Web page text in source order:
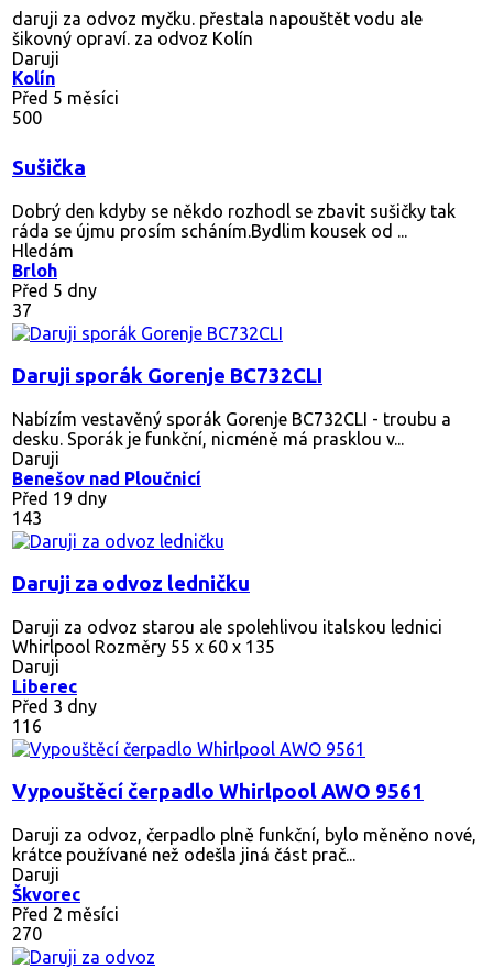
daruji za odvoz myčku. přestala napouštět vodu ale
šikovný opraví. za odvoz Kolín
Daruji
Kolín
Před 5 měsíci
500
Sušička
Dobrý den kdyby se někdo rozhodl se zbavit sušičky tak
ráda se újmu prosím scháním.Bydlim kousek od ...
Hledám
Brloh
Před 5 dny
37
Daruji sporák Gorenje BC732CLI
Nabízím vestavěný sporák Gorenje BC732CLI - troubu a
desku. Sporák je funkční, nicméně má prasklou v...
Daruji
Benešov nad Ploučnicí
Před 19 dny
143
Daruji za odvoz ledničku
Daruji za odvoz starou ale spolehlivou italskou lednici
Whirlpool Rozměry 55 x 60 x 135
Daruji
Liberec
Před 3 dny
116
Vypouštěcí čerpadlo Whirlpool AWO 9561
Daruji za odvoz, čerpadlo plně funkční, bylo měněno nové,
krátce používané než odešla jiná část prač...
Daruji
Škvorec
Před 2 měsíci
270